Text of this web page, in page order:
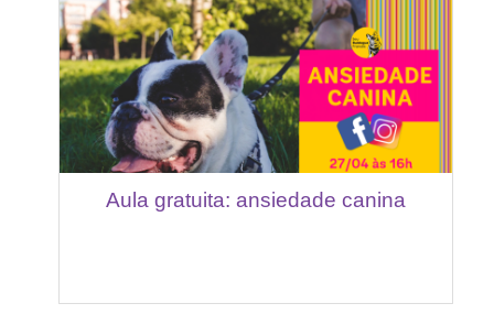
Aula gratuita: ansiedade canina